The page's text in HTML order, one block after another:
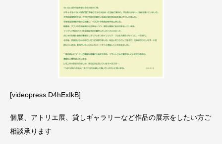
[videopress D4hExIkB]
個展、アトリエ展、貸しギャラリーなど作品の展示をしたい方ご
相談承ります